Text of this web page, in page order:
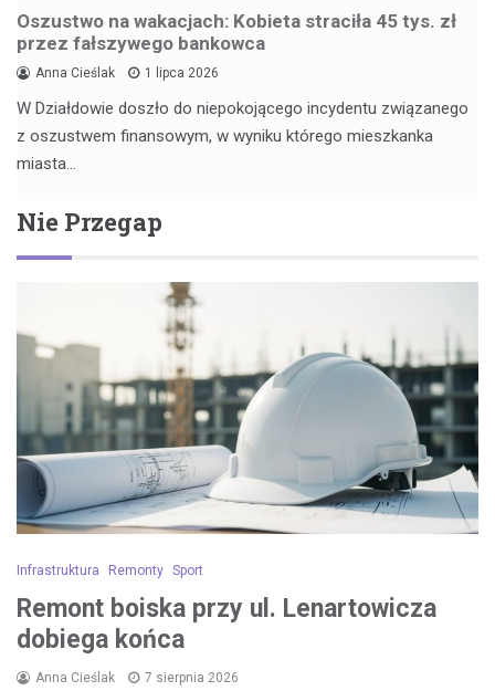
Oszustwo na wakacjach: Kobieta straciła 45 tys. zł
przez fałszywego bankowca
Anna Cieślak 1 lipca 2026
W Działdowie doszło do niepokojącego incydentu związanego
z oszustwem finansowym, w wyniku którego mieszkanka
miasta…
Nie Przegap
Infrastruktura Remonty Sport
Remont boiska przy ul. Lenartowicza
dobiega końca
Anna Cieślak 7 sierpnia 2026